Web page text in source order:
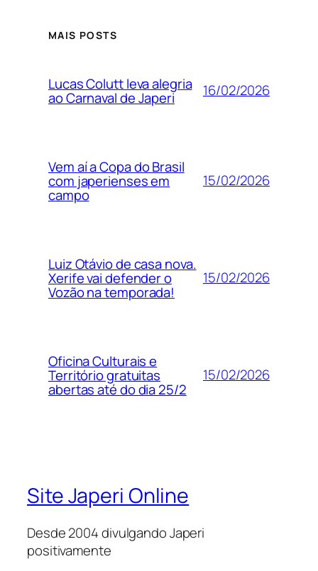
MAIS POSTS
Lucas Colutt leva alegria
ao Carnaval de Japeri 16/02/2026
Vem aí a Copa do Brasil
com japerienses em
campo
15/02/2026
Luiz Otávio de casa nova.
Xerife vai defender o
Vozão na temporada!
15/02/2026
Oficina Culturais e
Território gratuitas
abertas até do dia 25/2
15/02/2026
Site Japeri Online
Desde 2004 divulgando Japeri
positivamente